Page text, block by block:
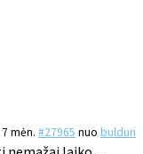
mėn. #27965 nuo bulduri